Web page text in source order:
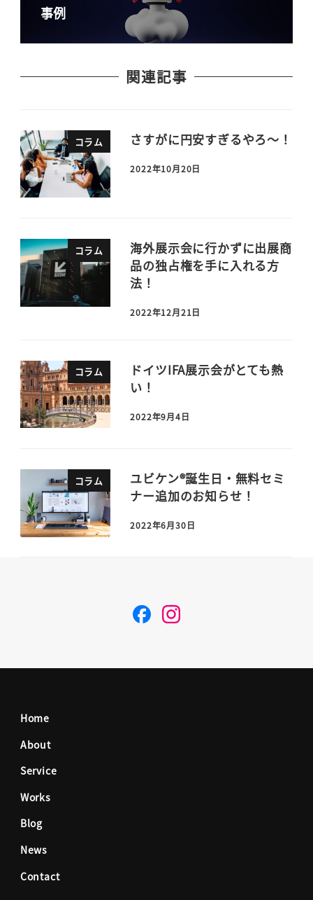
事例
関連記事
コラム さすがに円安すぎるやろ～！
2022年10月20日
コラム
海外展示会に行かずに出展商
品の独占権を手に入れる方
法！
2022年12月21日
コラム
ドイツIFA展示会がとても熱
い！
2022年9月4日
コラム
ユビケン®誕生日・無料セミ
ナー追加のお知らせ！
2022年6月30日
F I
Home
About
Service
Works
Blog
News
Contact